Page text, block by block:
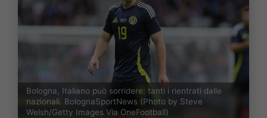
Bologna, Italiano può sorridere: tanti i rientrati dalle
nazionali. BolognaSportNews (Photo by Steve
Welsh/Getty Images Via OneFootball)